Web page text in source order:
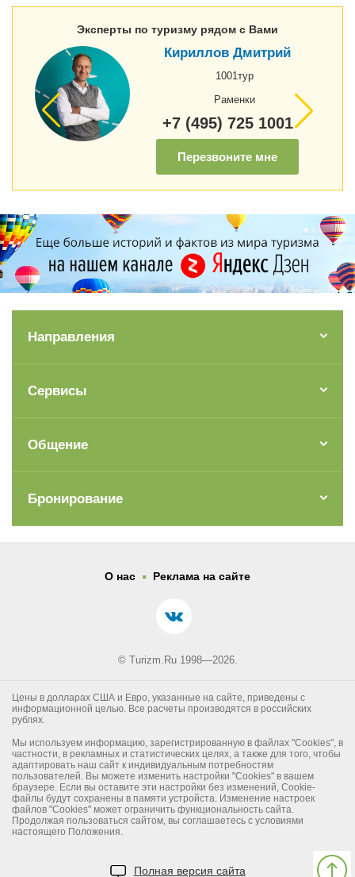
Эксперты по туризму рядом с Вами
Кириллов Дмитрий
1001тур
Раменки
+7 (495) 725 1001
Перезвоните мне
Направления
Сервисы
Общение
Бронирование
О нас . Реклама на сайте
© Turizm.Ru 1998—2026.
Цены в долларах США и Евро, указанные на сайте, приведены с
информационной целью. Все расчеты производятся в российских
рублях.
Мы используем информацию, зарегистрированную в файлах "Cookies", в
частности, в рекламных и статистических целях, а также для того, чтобы
адаптировать наш сайт к индивидуальным потребностям
пользователей. Вы можете изменить настройки "Cookies" в вашем
браузере. Если вы оставите эти настройки без изменений, Cookie-
файлы будут сохранены в памяти устройста. Изменение настроек
файлов "Cookies" может ограничить функциональность сайта.
Продолжая пользоваться сайтом, вы соглашаетесь с условиями
настоящего Положения.
Полная версия сайта